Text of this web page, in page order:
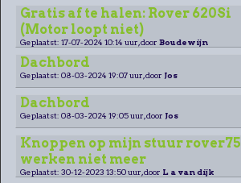
Gratis af te halen: Rover 620Si
(Motor loopt niet)
Geplaatst: 17-07-2024 10:14 uur, door Boudewijn
Dachbord
Geplaatst: 08-03-2024 19:07 uur, door Jos
Dachbord
Geplaatst: 08-03-2024 19:05 uur, door Jos
Knoppen op mijn stuur rover75
werken niet meer
Geplaatst: 30-12-2023 13:50 uur, door L a van dijk